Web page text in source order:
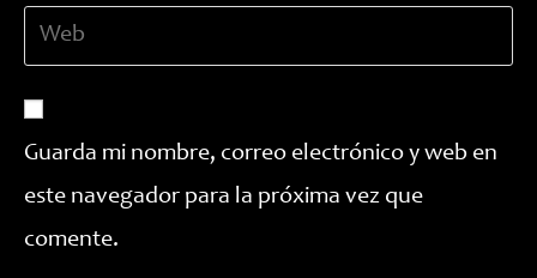
usuario
para
de
para
comentar
(opcional)
Guarda mi nombre, correo electrónico y web en
este navegador para la próxima vez que
comente.